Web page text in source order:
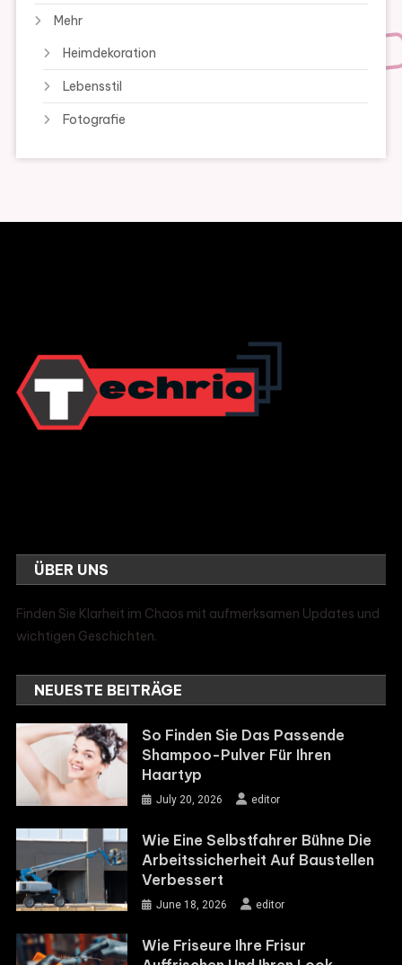
Mehr
Heimdekoration
Lebensstil
Fotografie
ÜBER UNS
Finden Sie Klarheit im Chaos mit aufmerksamen Updates und
wichtigen Geschichten.
NEUESTE BEITRÄGE
So Finden Sie Das Passende
Shampoo-Pulver Für Ihren
Haartyp
July 20, 2026 editor
Wie Eine Selbstfahrer Bühne Die
Arbeitssicherheit Auf Baustellen
Verbessert
June 18, 2026 editor
Wie Friseure Ihre Frisur